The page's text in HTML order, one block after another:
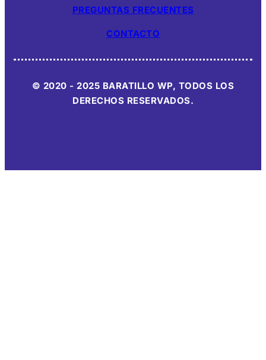
PREGUNTAS FRECUENTES
CONTACTO
© 2020 - 2025 BARATILLO WP, TODOS LOS
DERECHOS RESERVADOS.